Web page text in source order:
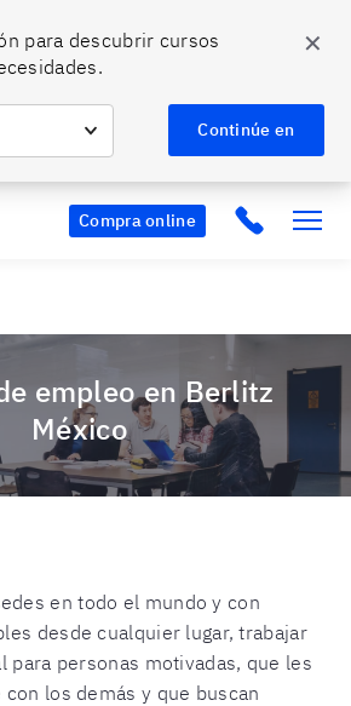
tus metas.¡Empieza
para descubrir cursos
Continúe en
✕
Compra online Click to
México
en todo el mundo y con
desde cualquier lugar, trabajar
para personas motivadas, que les
los demás y que buscan